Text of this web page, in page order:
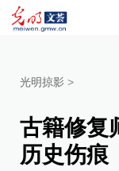
光明掠影 >
古籍修复
历史伤痕